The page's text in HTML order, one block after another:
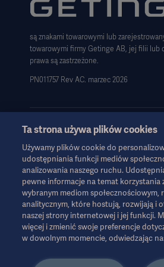
Informacja o plikach cookie
Deklaracja zgodności z GDPR
Strategia podatkowa 2023
są znakami towarowymi lub
towarowymi firmy Getinge AB, jej filii lub
prawa są zastrzeżone.
PN011757 Rev AC. marzec 2026
Informacje te są przeznaczone wyłącznie
zdrowia lub innych profesjonalnych
wyłącznie informacyjny, nie są
ich traktować jako zamiennika instrukcji
serwisowej lub porady lekarskiej. Firma
odpowiedzialności za jakiekolwiek
jakiejkolwiek strony oparte na tych
nich odbywa się wyłącznie na ryzyko
dostępne lub dozwolone w danym kraju.
Ta strona używa plików cookies
Używamy plików cookie do
udostępniania funkcji mediów
analizowania naszego ruchu.
pewne informacje na temat korzystania
wybranym mediom społecznościowym,
analitycznym, które hostują, rozwijają i
naszej strony internetowej i jej funkcji.
więcej i zmienić swoje preferencje
w dowolnym momencie, odwiedzając